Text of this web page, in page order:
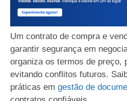
Um contrato de compra e
garantir segurança em
organiza os termos de preço,
evitando conflitos futuros.
práticas em gestão de